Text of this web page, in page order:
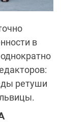
в
ретуши